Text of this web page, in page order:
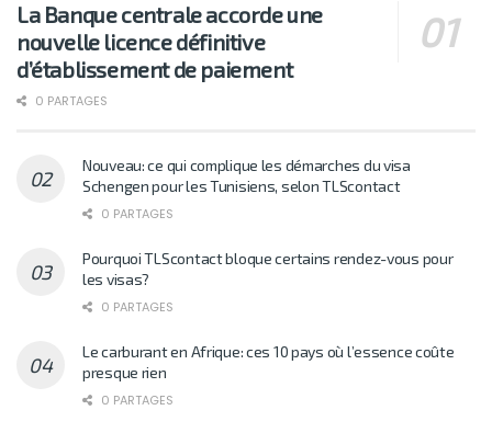
La Banque centrale accorde une
nouvelle licence définitive
d’établissement de paiement
0 PARTAGES
Nouveau: ce qui complique les démarches du visa
Schengen pour les Tunisiens, selon TLScontact
0 PARTAGES
Pourquoi TLScontact bloque certains rendez-vous pour
les visas?
0 PARTAGES
Le carburant en Afrique: ces 10 pays où l’essence coûte
presque rien
0 PARTAGES